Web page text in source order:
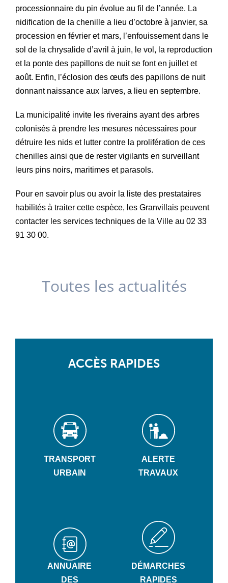
processionnaire du pin évolue au fil de l’année. La
nidification de la chenille a lieu d’octobre à janvier, sa
procession en février et mars, l’enfouissement dans le
sol de la chrysalide d’avril à juin, le vol, la reproduction
et la ponte des papillons de nuit se font en juillet et
août. Enfin, l’éclosion des œufs des papillons de nuit
donnant naissance aux larves, a lieu en septembre.
La municipalité invite les riverains ayant des arbres
colonisés à prendre les mesures nécessaires pour
détruire les nids et lutter contre la prolifération de ces
chenilles ainsi que de rester vigilants en surveillant
leurs pins noirs, maritimes et parasols.
Pour en savoir plus ou avoir la liste des prestataires
habilités à traiter cette espèce, les Granvillais peuvent
contacter les services techniques de la Ville au 02 33
91 30 00.
Toutes les actualités
ACCÈS RAPIDES
TRANSPORT
URBAIN
ALERTE
TRAVAUX
ANNUAIRE
DES
DÉMARCHES
RAPIDES